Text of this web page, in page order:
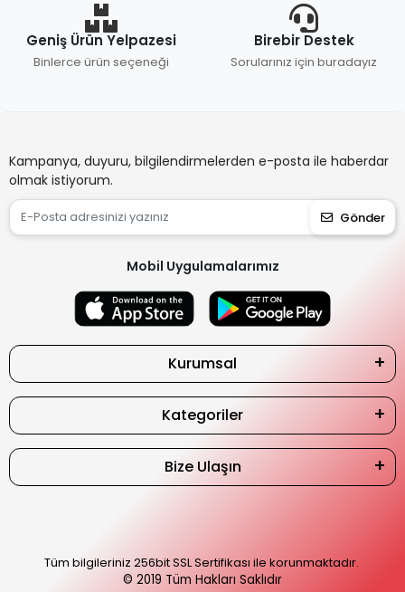
Geniş Ürün Yelpazesi
Binlerce ürün seçeneği
Birebir Destek
Sorularınız için buradayız
Kampanya, duyuru, bilgilendirmelerden e-posta ile haberdar
olmak istiyorum.
Gönder
Mobil Uygulamalarımız
Kurumsal
Kategoriler
Bize Ulaşın
Tüm bilgileriniz 256bit SSL Sertifikası ile korunmaktadır.
© 2019 Tüm Hakları Saklıdır